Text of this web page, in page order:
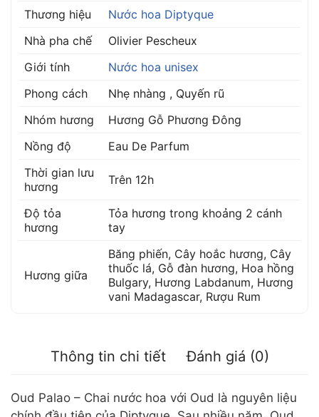
Thương hiệu
Nước hoa Diptyque
Nhà pha chế
Olivier Pescheux
Giới tính
Nước hoa unisex
Phong cách
Nhẹ nhàng , Quyến rũ
Nhóm hương
Hương Gỗ Phương Đông
Nồng độ
Eau De Parfum
Thời gian lưu
hương
Trên 12h
Độ tỏa
hương
Tỏa hương trong khoảng 2 cánh
tay
Hương giữa
Băng phiến, Cây hoắc hương, Cây
thuốc lá, Gỗ đàn hương, Hoa hồng
Bulgary, Hương Labdanum, Hương
vani Madagascar, Rượu Rum
Thông tin chi tiết Đánh giá (0)
Oud Palao – Chai nước hoa với Oud là nguyên liệu